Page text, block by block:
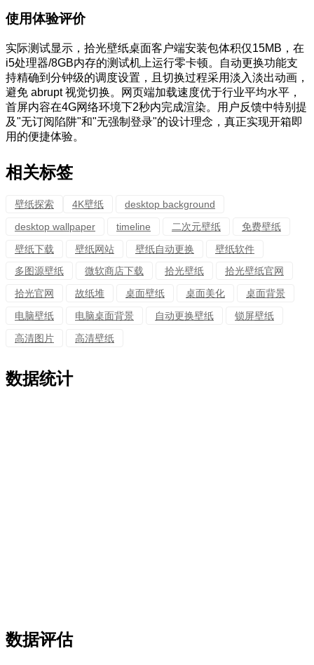
使用体验评价
实际测试显示，拾光壁纸桌面客户端安装包体积仅15MB，在
i5处理器/8GB内存的测试机上运行零卡顿。自动更换功能支
持精确到分钟级的调度设置，且切换过程采用淡入淡出动画，
避免 abrupt 视觉切换。网页端加载速度优于行业平均水平，
首屏内容在4G网络环境下2秒内完成渲染。用户反馈中特别提
及"无订阅陷阱"和"无强制登录"的设计理念，真正实现开箱即
用的便捷体验。
相关标签
壁纸探索 4K壁纸
desktop background
desktop wallpaper
timeline 二次元壁纸
免费壁纸
壁纸下载
壁纸网站 壁纸自动更换
壁纸软件
多图源壁纸
微软商店下载 拾光壁纸
拾光壁纸官网
拾光官网
故纸堆 桌面壁纸 桌面美化
桌面背景
电脑壁纸
电脑桌面背景 自动更换壁纸
锁屏壁纸
高清图片
高清壁纸
数据统计
数据评估